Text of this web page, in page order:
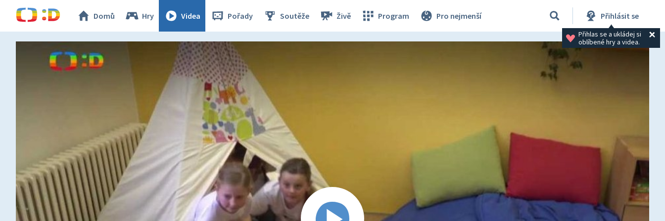
Domů Hry Videa Pořady Soutěže Živě Program Pro nejmenší Přihlásit se
Přihlas se a ukládej si
oblíbené hry a videa.